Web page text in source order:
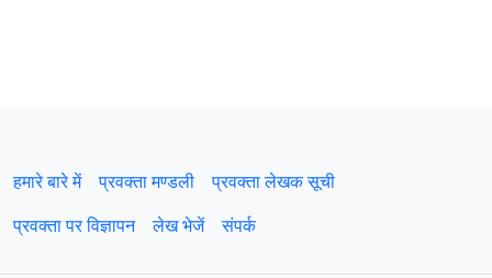
हमारे बारे में प्रवक्‍ता मण्डली
प्रवक्ता लेखक सूची
प्रवक्ता पर विज्ञापन
लेख भेजें संपर्क